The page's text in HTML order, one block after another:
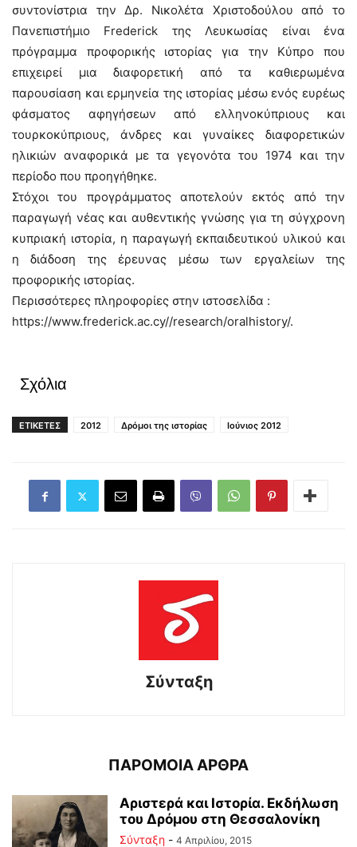
συντονίστρια την Δρ. Νικολέτα Χριστοδούλου από το
Πανεπιστήμιο Frederick της Λευκωσίας είναι ένα
πρόγραμμα προφορικής ιστορίας για την Κύπρο που
επιχειρεί μια διαφορετική από τα καθιερωμένα
παρουσίαση και ερμηνεία της ιστορίας μέσω ενός ευρέως
φάσματος αφηγήσεων από ελληνοκύπριους και
τουρκοκύπριους, άνδρες και γυναίκες διαφορετικών
ηλικιών αναφορικά με τα γεγονότα του 1974 και την
περίοδο που προηγήθηκε.
Στόχοι του προγράμματος αποτελούν εκτός από την
παραγωγή νέας και αυθεντικής γνώσης για τη σύγχρονη
κυπριακή ιστορία, η παραγωγή εκπαιδευτικού υλικού και
η διάδοση της έρευνας μέσω των εργαλείων της
προφορικής ιστορίας.
Περισσότερες πληροφορίες στην ιστοσελίδα :
https://www.frederick.ac.cy//research/oralhistory/.
Σχόλια
ΕΤΙΚΕΤΕΣ 2012 Δρόμοι της ιστορίας Ιούνιος 2012
Σύνταξη
ΠΑΡΟΜΟΙΑ ΑΡΘΡΑ
Αριστερά και Ιστορία. Εκδήλωση
του Δρόμου στη Θεσσαλονίκη
Σύνταξη - 4 Απριλίου, 2015